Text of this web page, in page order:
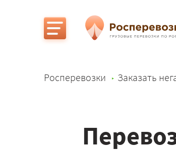
Росперевозки Заказать